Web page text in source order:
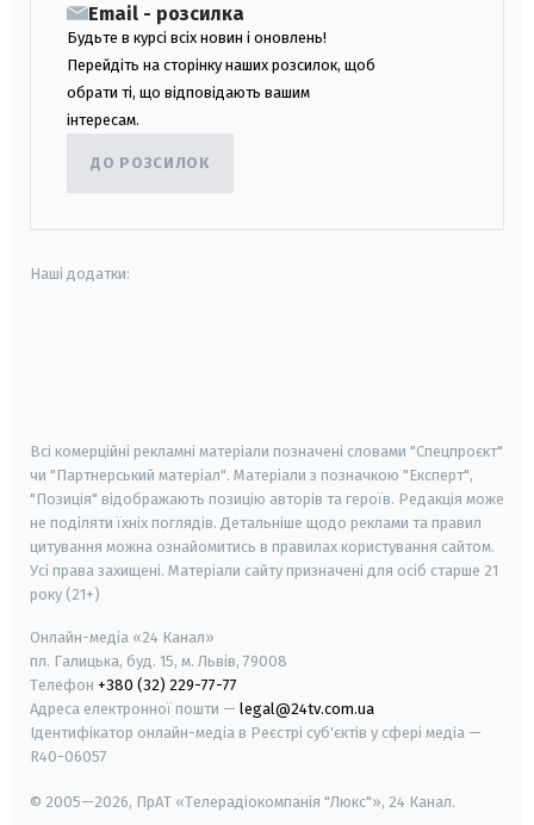
Email - розсилка
Будьте в курсі всіх новин і оновлень!
Перейдіть на сторінку наших розсилок, щоб
обрати ті, що відповідають вашим
інтересам.
ДО РОЗСИЛОК
Наші додатки:
Всі комерційні рекламні матеріали позначені словами "Спецпроєкт"
чи "Партнерський матеріал". Матеріали з позначкою "Експерт",
"Позиція" відображають позицію авторів та героїв. Редакція може
не поділяти їхніх поглядів. Детальніше щодо реклами та правил
цитування можна ознайомитись в правилах користування сайтом.
Усі права захищені. Матеріали сайту призначені для осіб старше 21
року (21+)
Онлайн-медіа «24 Канал»
пл. Галицька, буд. 15, м. Львів, 79008
Телефон +380 (32) 229-77-77
Адреса електронної пошти — legal@24tv.com.ua
Ідентифікатор онлайн-медіа в Реєстрі суб'єктів у сфері медіа —
R40-06057
© 2005—2026, ПрАТ «Телерадіокомпанія "Люкс"», 24 Канал.